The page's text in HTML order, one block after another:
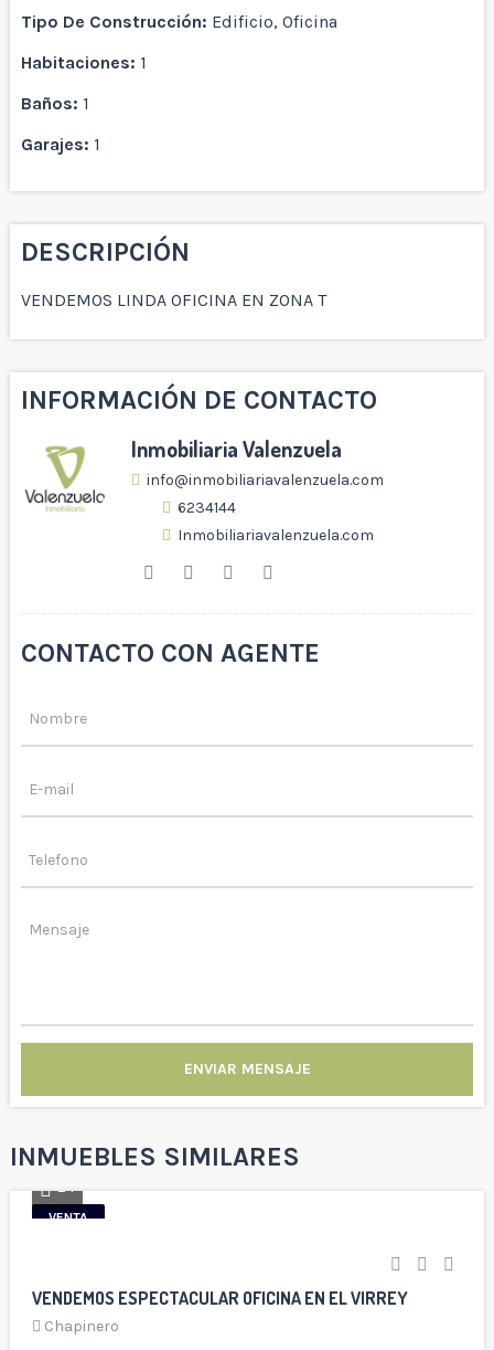
Tipo De Construcción: Edificio, Oficina
Habitaciones: 1
Baños: 1
Garajes: 1
DESCRIPCIÓN
VENDEMOS LINDA OFICINA EN ZONA T
INFORMACIÓN DE CONTACTO
Inmobiliaria Valenzuela
info@inmobiliariavalenzuela.com
6234144
Inmobiliariavalenzuela.com
CONTACTO CON AGENTE
ENVIAR MENSAJE
INMUEBLES SIMILARES
VENTA
24
VENDEMOS ESPECTACULAR OFICINA EN EL VIRREY
Chapinero